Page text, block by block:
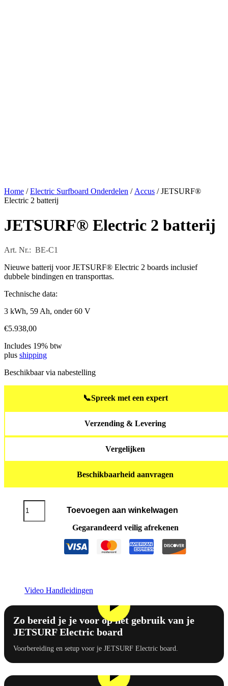
Home /Electric Surfboard Onderdelen / Accus / JETSURF®
Electric 2 batterij
JETSURF® Electric 2 batterij
Art. Nr.: BE-C1
Nieuwe batterij voor JETSURF® Electric 2 boards inclusief
dubbele bindingen en transporttas.
Technische data:
3 kWh, 59 Ah, onder 60 V
€5.938,00
Includes 19% btw
plus shipping
Beschikbaar via nabestelling
📞Spreek met een expert
Verzending & Levering
Vergelijken
Beschikbaarheid aanvragen
JETSURF®
Electric
Toevoegen aan winkelwagen
Gegarandeerd veilig afrekenen
Video Handleidingen
Zo bereid je je voor op het gebruik van je
JETSURF Electric board
Voorbereiding en setup voor je JETSURF Electric board.